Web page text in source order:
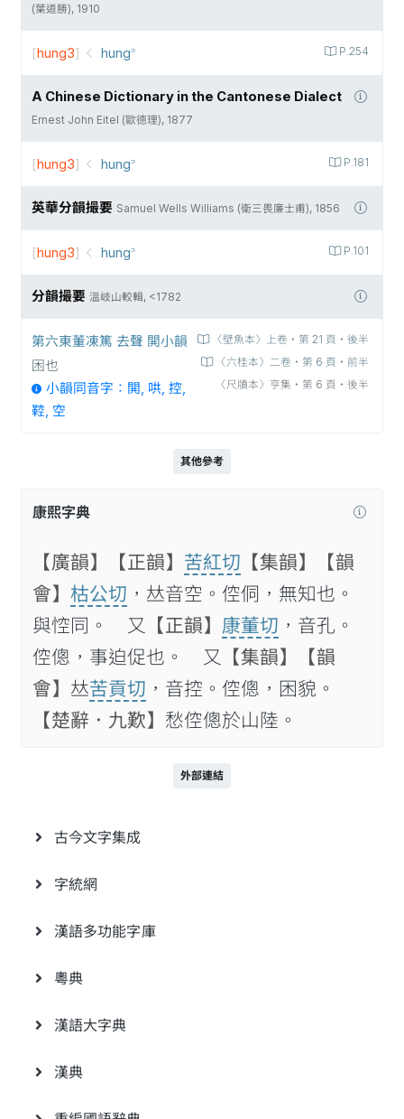
(葉道勝), 1910
P.254
[hung3] hung꜄
A Chinese Dictionary in the Cantonese Dialect
Ernest John Eitel (歐德理), 1877
P.181
[hung3] hung꜄
英華分韻撮要 Samuel Wells Williams (衛三畏廉士甫), 1856
P.101
[hung3] hung꜄
分韻撮要 溫岐山較輯, <1782
〈壁魚本〉上卷‧第 21 頁‧後半
〈六桂本〉二卷‧第 6 頁‧前半
〈尺牘本〉亨集‧第 6 頁‧後半
第六東董凍篤 去聲 閧小韻
困也
小韻同音字：閧, 哄, 控,
鞚, 空
其他參考
康熙字典
【廣韻】 【正韻】 苦紅切 【集韻】
【韻
會】 枯公切 ，𠀤音空。倥侗，無知也。
與悾同。 又
【正韻】 康董切 ，音孔。
倥傯，事迫促也。 又
【集韻】
【韻
會】 𠀤苦貢切 ，音控。倥傯，困貌。
【楚辭．九歎】 愁倥傯於山陸。
外部連結
古今文字集成
字統網
漢語多功能字庫
粵典
漢語大字典
漢典